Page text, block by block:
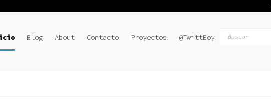
Blog About Contacto Proyectos @TwittBoy